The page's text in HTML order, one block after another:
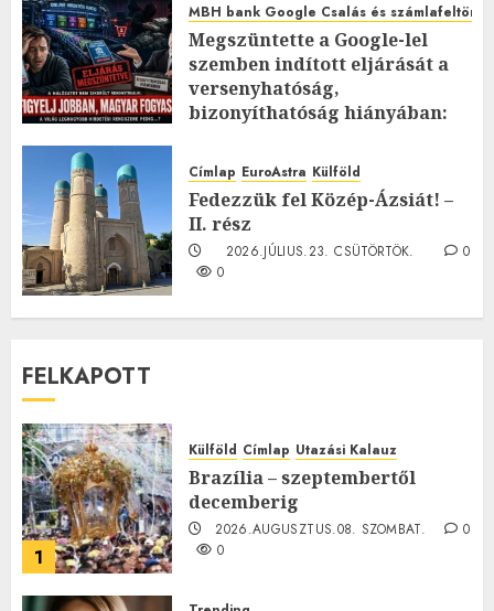
MBH bank Google Csalás és
Megszüntette a Google-lel
szemben indított eljárását a
versenyhatóság,
bizonyíthatóság hiányában:
2026.JÚLIUS.23. CSÜTÖRTÖK.
0
Címlap EuroAstra Külföld
Fedezzük fel Közép-Ázsiát! –
II. rész
2026.JÚLIUS.23. CSÜTÖRTÖK.
0
0
FELKAPOTT
1
Külföld Címlap Utazási Kalauz
Brazília – szeptembertől
decemberig
2026.AUGUSZTUS.08. SZOMBAT.
0
0